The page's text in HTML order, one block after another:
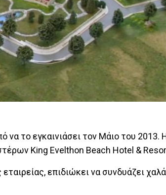
το εγκαινιάσει τον Μάιο του 2013.
King Evelthon Beach Hotel &
επιδιώκει να συνδυάζει